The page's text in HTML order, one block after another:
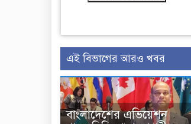
এই বিভাগের আরও খবর
বাংলাদেশের এভিয়েশন